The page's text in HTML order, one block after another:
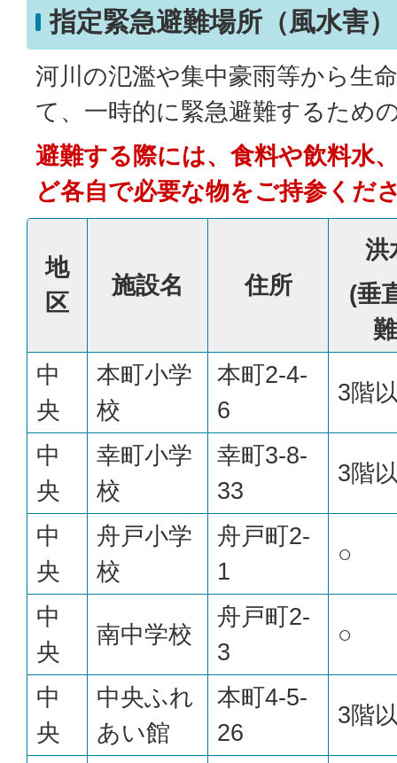
指定緊急避難場所（風水害）
河川の氾濫や集中豪雨等から生
て、一時的に緊急避難するため
避難する際には、食料や飲料水
ど各自で必要な物をご持参くだ
地
区
施設名 住所
洪
(垂
中
央
本町小学
校
本町2-4-
6
3階
中
央
幸町小学
校
幸町3-8-
33
3階
中
央
舟戸小学
校
舟戸町2-
1
○
中
央
南中学校
舟戸町2-
3
○
中
央
中央ふれ
あい館
本町4-5-
26
3階